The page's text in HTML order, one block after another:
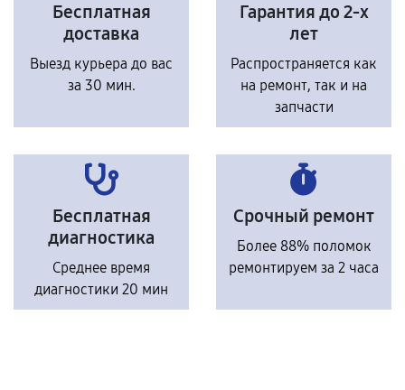
Бесплатная
доставка
Выезд курьера до вас
за 30 мин.
Гарантия до 2-х
лет
Распространяется как
на ремонт, так и на
запчасти
Бесплатная
диагностика
Среднее время
диагностики 20 мин
Срочный ремонт
Более 88% поломок
ремонтируем за 2 часа